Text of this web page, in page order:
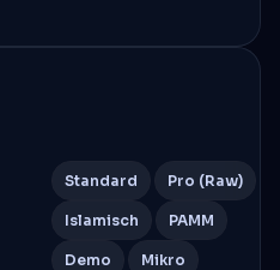
Standard Pro (Raw)
Islamisch PAMM
Demo Mikro